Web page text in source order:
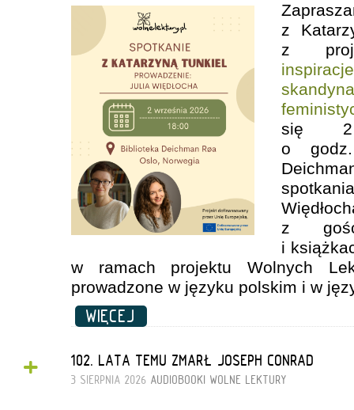
z
z
się 2
o
z
i
w ramach projektu Wolnych
prowadzone w języku polskim i w
WIĘCEJ
+ 102. LATA TEMU ZMARŁ JOSEPH CONRAD
3 SIERPNIA 2026 AUDIOBOOKI WOLNE LEKTURY